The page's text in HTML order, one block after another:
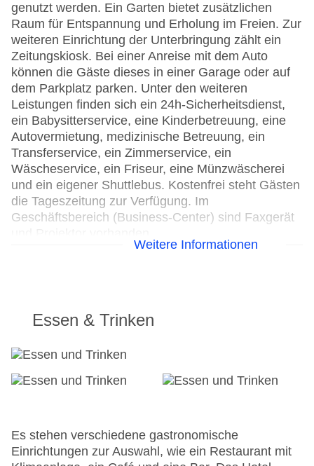
genutzt werden. Ein Garten bietet zusätzlichen
Raum für Entspannung und Erholung im Freien. Zur
weiteren Einrichtung der Unterbringung zählt ein
Zeitungskiosk. Bei einer Anreise mit dem Auto
können die Gäste dieses in einer Garage oder auf
dem Parkplatz parken. Unter den weiteren
Leistungen finden sich ein 24h-Sicherheitsdienst,
ein Babysitterservice, eine Kinderbetreuung, eine
Autovermietung, medizinische Betreuung, ein
Transferservice, ein Zimmerservice, ein
Wäscheservice, ein Friseur, eine Münzwäscherei
und ein eigener Shuttlebus. Kostenfrei steht Gästen
die Tageszeitung zur Verfügung. Im
Geschäftsbereich (Business-Center) sind Faxgerät
Check-out bis: 12:00:00
Konferenzraum
Garten: ohne Gebühr
Hotelsafe
Anzahl der Konferenzräume: 1
Anzahl der Aufzüge: 1
Weitere Informationen
Essen & Trinken
Es stehen verschiedene gastronomische
Einrichtungen zur Auswahl, wie ein Restaurant mit